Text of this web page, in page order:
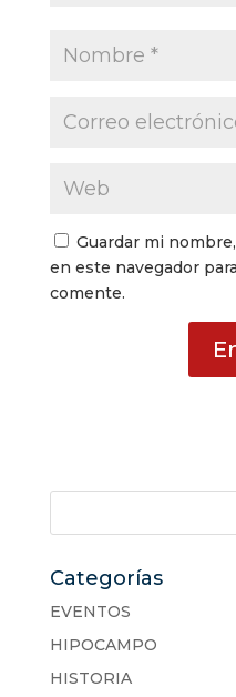
Guardar mi
en este navegador
comente.
Categorías
EVENTOS
HIPOCAMPO
HISTORIA